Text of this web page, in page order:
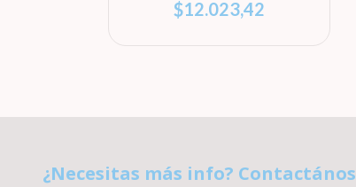
$12.023,42
¿Necesitas más info? Contactános